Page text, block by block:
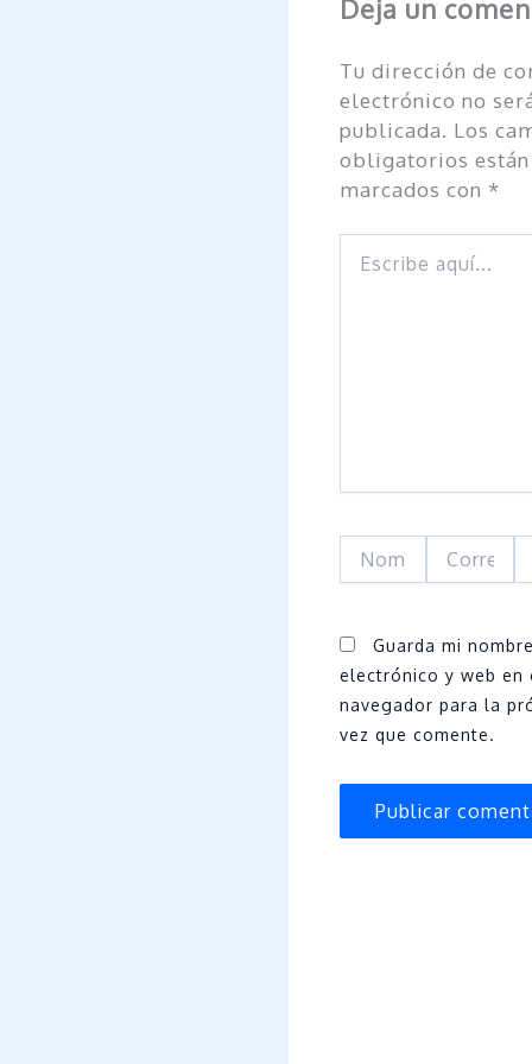
Deja un
Tu dirección de
electrónico no
publicada. Los
obligatorios están
marcados con *
aquí...
electrónico
Guarda mi
electrónico y web en
navegador para la
vez que comente.